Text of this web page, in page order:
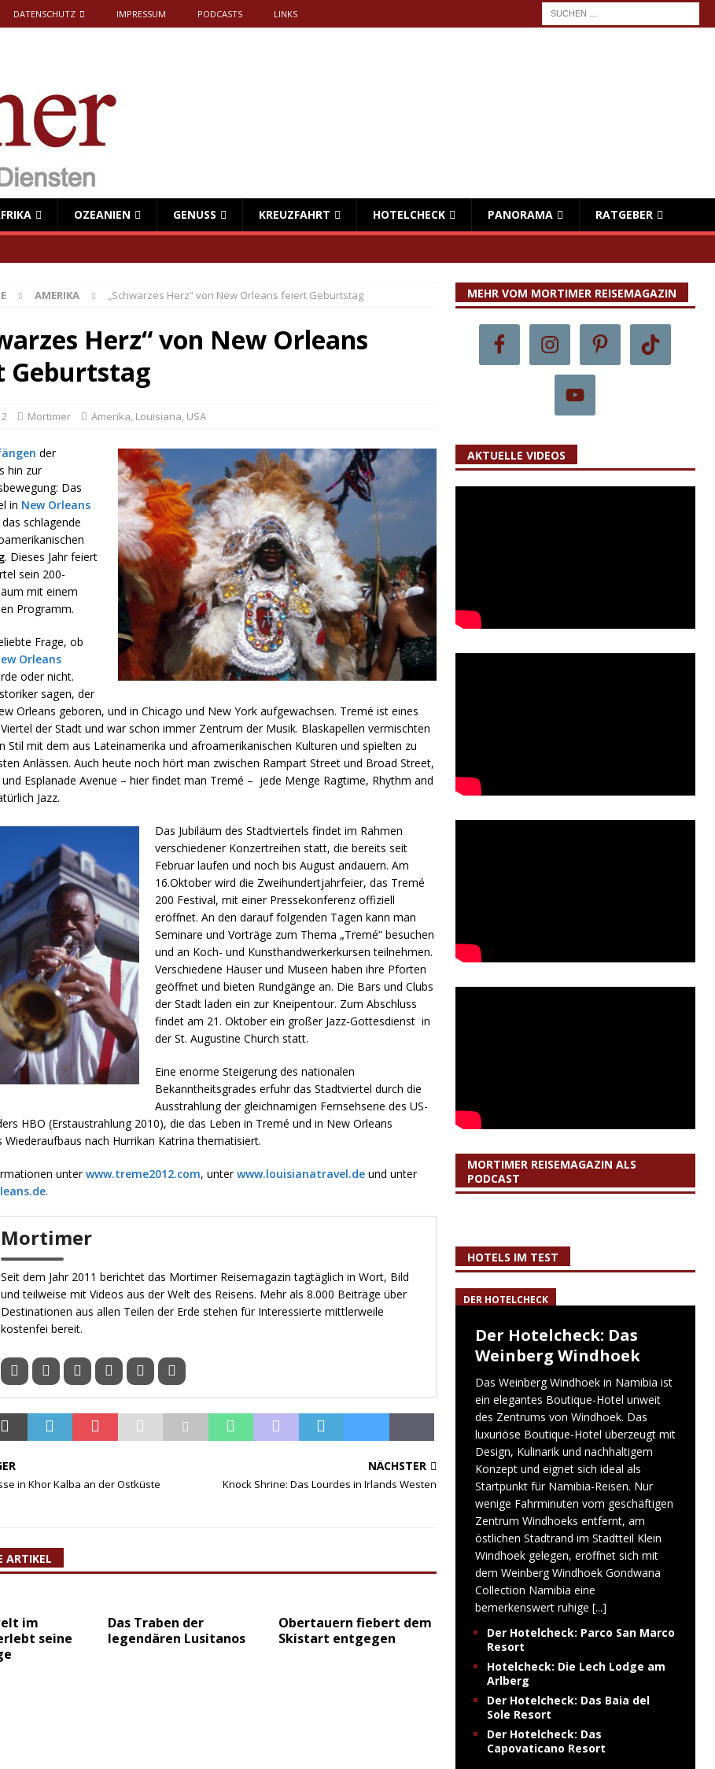
DATENSCHUTZ IMPRESSUM PODCASTS LINKS
OZEANIEN GENUSS KREUZFAHRT HOTELCHECK PANORAMA RATGEBER
AMERIKA „Schwarzes Herz“ von New Orleans feiert Geburtstag
Herz“ von New Orleans
Geburtstag
Mortimer Amerika, Louisiana, USA
der
hin zur
Das
in New Orleans
schlagende
hen
. Dieses Jahr feiert
sein 200-
mit einem
Programm.
Frage, ob
Orleans
oder nicht.
sagen, der
Orleans geboren, und in Chicago und New York aufgewachsen. Tremé ist eines
der Stadt und war schon immer Zentrum der Musik. Blaskapellen vermischten
Stil mit dem aus Lateinamerika und afroamerikanischen Kulturen und spielten zu
Anlässen. Auch heute noch hört man zwischen Rampart Street und Broad Street,
Esplanade Avenue – hier findet man Tremé – jede Menge Ragtime, Rhythm and
Jazz.
Das Jubiläum des Stadtviertels findet im Rahmen
verschiedener Konzertreihen statt, die bereits seit
Februar laufen und noch bis August andauern. Am
16.Oktober wird die Zweihundertjahrfeier, das Tremé
200 Festival, mit einer Pressekonferenz offiziell
eröffnet. An den darauf folgenden Tagen kann man
Seminare und Vorträge zum Thema „Tremé“ besuchen
und an Koch- und Kunsthandwerkerkursen teilnehmen.
Verschiedene Häuser und Museen haben ihre Pforten
geöffnet und bieten Rundgänge an. Die Bars und Clubs
der Stadt laden ein zur Kneipentour. Zum Abschluss
findet am 21. Oktober ein großer Jazz-Gottesdienst in
der St. Augustine Church statt.
Eine enorme Steigerung des nationalen
Bekanntheitsgrades erfuhr das Stadtviertel durch die
Ausstrahlung der gleichnamigen Fernsehserie des US-
HBO (Erstaustrahlung 2010), die das Leben in Tremé und in New Orleans
Wiederaufbaus nach Hurrikan Katrina thematisiert.
unterwww.treme2012.com, unterwww.louisianatravel.deund unter
.
Mortimer
Seit dem Jahr 2011 berichtet das Mortimer Reisemagazin tagtäglich in Wort, Bild
und teilweise mit Videos aus der Welt des Reisens. Mehr als 8.000 Beiträge über
Destinationen aus allen Teilen der Erde stehen für Interessierte mittlerweile
kostenfei bereit.
in Khor Kalba an der Ostküste
NÄCHSTER
Knock Shrine: Das Lourdes in Irlands Westen
ARTIKEL
im
seine
Das Traben der
legendären Lusitanos
Obertauern fiebert dem
Skistart entgegen
MEHR VOM MORTIMER REISEMAGAZIN
AKTUELLE VIDEOS
MORTIMER REISEMAGAZIN ALS
PODCAST
HOTELS IM TEST
DER HOTELCHECK
Der Hotelcheck: Das
Weinberg Windhoek
Das Weinberg Windhoek in Namibia ist
ein elegantes Boutique-Hotel unweit
des Zentrums von Windhoek. Das
luxuriöse Boutique-Hotel überzeugt mit
Design, Kulinarik und nachhaltigem
Konzept und eignet sich ideal als
Startpunkt für Namibia-Reisen. Nur
wenige Fahrminuten vom geschäftigen
Zentrum Windhoeks entfernt, am
östlichen Stadtrand im Stadtteil Klein
Windhoek gelegen, eröffnet sich mit
dem Weinberg Windhoek Gondwana
Collection Namibia eine
bemerkenswert ruhige [...]
Der Hotelcheck: Parco San Marco
Resort
Hotelcheck: Die Lech Lodge am
Arlberg
Der Hotelcheck: Das Baia del
Sole Resort
Der Hotelcheck: Das
Capovaticano Resort